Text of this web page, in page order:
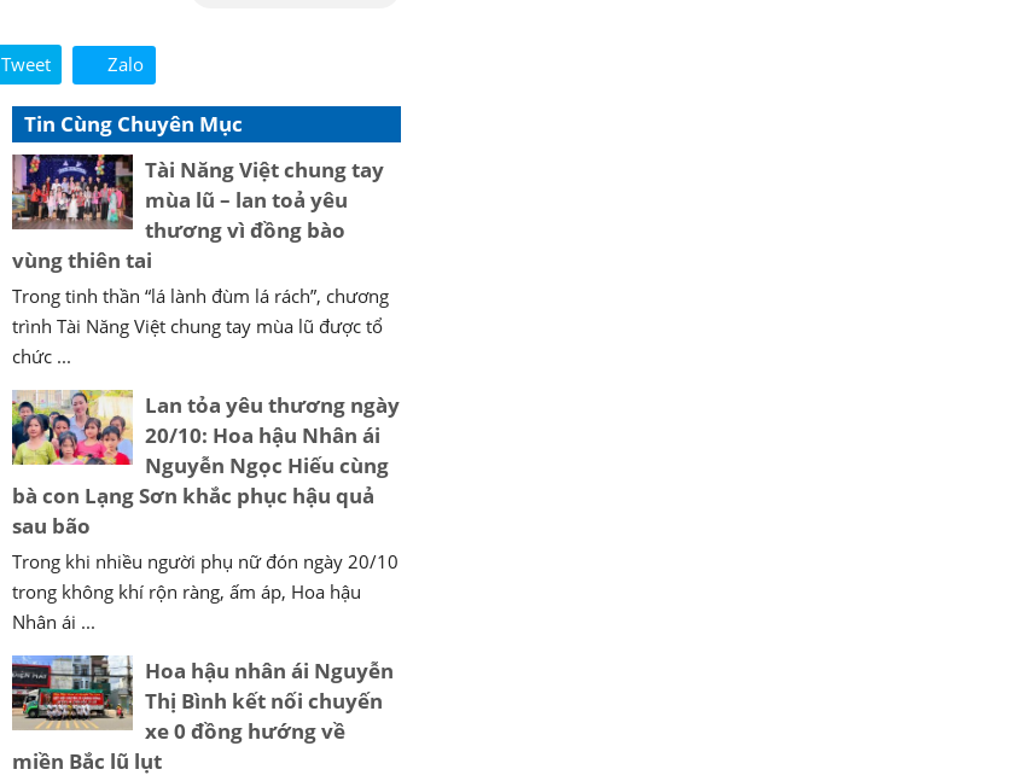
Tweet Zalo
Tin Cùng Chuyên Mục
Tài Năng Việt chung tay
mùa lũ – lan toả yêu
thương vì đồng bào
vùng thiên tai
Trong tinh thần “lá lành đùm lá rách”, chương
trình Tài Năng Việt chung tay mùa lũ được tổ
chức ...
Lan tỏa yêu thương ngày
20/10: Hoa hậu Nhân ái
Nguyễn Ngọc Hiếu cùng
bà con Lạng Sơn khắc phục hậu quả
sau bão
Trong khi nhiều người phụ nữ đón ngày 20/10
trong không khí rộn ràng, ấm áp, Hoa hậu
Nhân ái ...
Hoa hậu nhân ái Nguyễn
Thị Bình kết nối chuyến
xe 0 đồng hướng về
miền Bắc lũ lụt